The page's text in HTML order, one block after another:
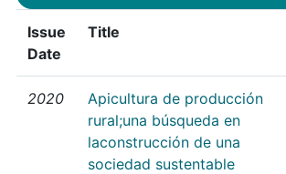
Issue
Date
Title
2020
Apicultura de producción
rural;una búsqueda en
laconstrucción de una
sociedad sustentable